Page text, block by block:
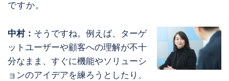
ですか。
中村： そうですね。例えば、ターゲ
ットユーザーや顧客への理解が不十
分なまま、すぐに機能やソリューシ
ョンのアイデアを練ろうとしたり、